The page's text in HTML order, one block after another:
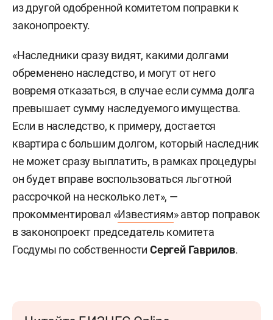
из другой одобренной комитетом поправки к
законопроекту.
«Наследники сразу видят, какими долгами
обременено наследство, и могут от него
вовремя отказаться, в случае если сумма долга
превышает сумму наследуемого имущества.
Если в наследство, к примеру, достается
квартира с большим долгом, который наследник
не может сразу выплатить, в рамках процедуры
он будет вправе воспользоваться льготной
рассрочкой на несколько лет», —
прокомментировал «Известиям» автор поправок
в законопроект председатель комитета
Госдумы по собственностиСергей Гаврилов.